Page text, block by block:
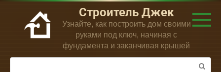
Перейти
контенту
Строитель Джек
Узнайте, как построить дом своими
руками под ключ, начиная с
фундамента и заканчивая крышей
Поиск: